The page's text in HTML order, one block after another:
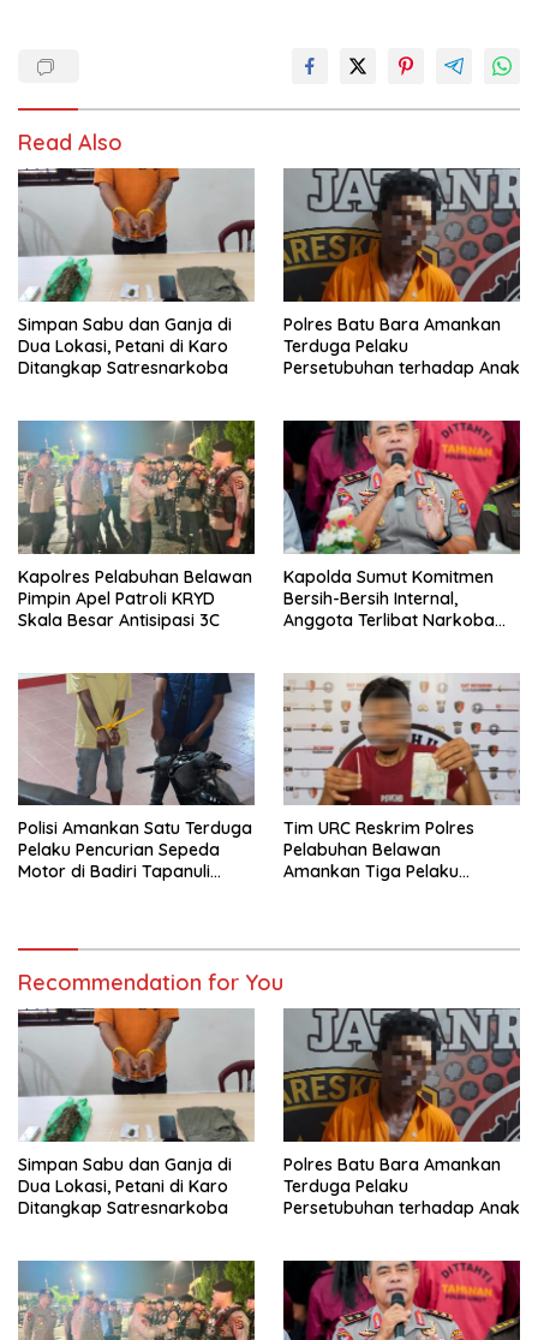
Read Also
Simpan Sabu dan Ganja di
Dua Lokasi, Petani di Karo
Ditangkap Satresnarkoba
Polres Batu Bara Amankan
Terduga Pelaku
Persetubuhan terhadap Anak
Kapolres Pelabuhan Belawan
Pimpin Apel Patroli KRYD
Skala Besar Antisipasi 3C
Kapolda Sumut Komitmen
Bersih-Bersih Internal,
Anggota Terlibat Narkoba
Polisi Amankan Satu Terduga
Pelaku Pencurian Sepeda
Motor di Badiri Tapanuli
Tim URC Reskrim Polres
Pelabuhan Belawan
Amankan Tiga Pelaku
Recommendation for You
Simpan Sabu dan Ganja di
Dua Lokasi, Petani di Karo
Ditangkap Satresnarkoba
Polres Batu Bara Amankan
Terduga Pelaku
Persetubuhan terhadap Anak